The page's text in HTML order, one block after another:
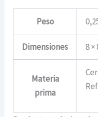
Peso
Dimensiones 8 ×
Materia
prima